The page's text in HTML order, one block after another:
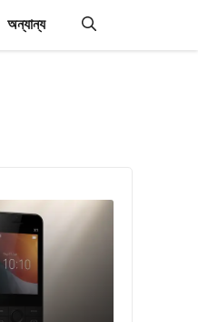
অন্যান্য